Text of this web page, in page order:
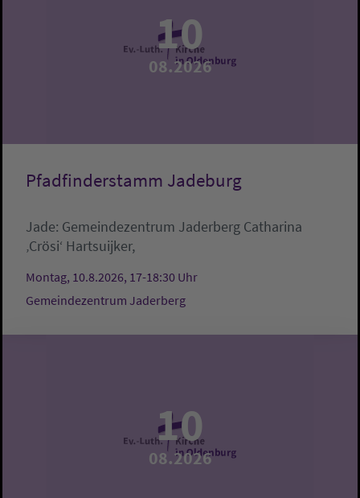
10
08.2026
Pfadfinderstamm Jadeburg
Jade: Gemeindezentrum Jaderberg Catharina
‚Crösi‘ Hartsuijker,
Montag, 10.8.2026, 17-18:30 Uhr
Gemeindezentrum Jaderberg
10
08.2026